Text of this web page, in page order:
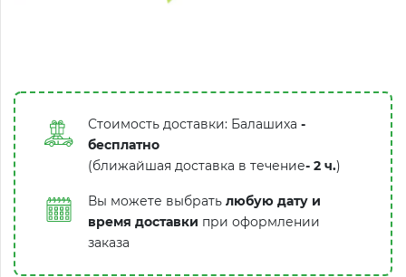
Стоимость доставки: Балашиха -
бесплатно
(ближайшая доставка в течение- 2 ч.)
Вы можете выбрать любую дату и
время доставки при оформлении
заказа